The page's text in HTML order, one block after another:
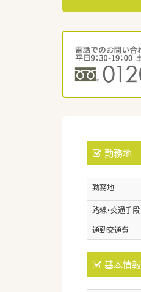
勤務地
勤務地
路線・交通手段
通勤交通費
基本情報